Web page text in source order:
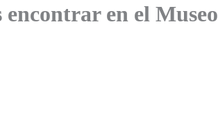
encontrar en el Museo